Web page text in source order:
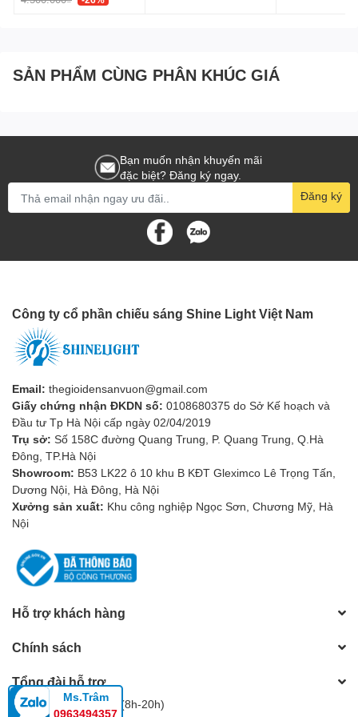
sử dụng. Điều này giúp bạn tiết kiệm thời gian và tiền bạc trong
3. Thiết kế sang trọng và
đa dạng
cách cho không gian ngoại thất của bạn. Có rất nhiều kiểu dáng
và mẫu mã để bạn lựa chọn, từ những thiết kế cổ điển đến hiện
đại, từ những chiếc đèn cột thẳng đứng đến những mẫu có hình
dáng phức tạp hơn. Bạn có thể chọn một cột đèn phù hợp với
phong cách và không gian của khu vườn, tạo điểm nhấn nghệ
thuật và tăng cường vẻ đẹp tổng thể của khuôn viên.
4. Hiệu suất ánh sáng
Một yếu tố quan trọng của cột đèn sân vườn là hiệu suất ánh
cột đèn sân vườn, vì chúng tiết kiệm năng lượng, bền bỉ và cung
cấp ánh sáng sáng và đều đặn. Bạn có thể lựa chọn đèn LED có
màu sáng ấm hoặc màu sáng trắng tùy thuộc vào không gian và
SẢN PHẨM CÙNG PHÂN KHÚC GIÁ
Bạn muốn nhận khuyến mãi
đặc biệt? Đăng ký ngay.
Đăng ký
Công ty cổ phần chiếu sáng Shine Light Việt Nam
Email: thegioidensanvuon@gmail.com
Giấy chứng nhận ĐKDN số: 0108680375 do Sở Kế hoạch và
Đầu tư Tp Hà Nội cấp ngày 02/04/2019
Trụ sở: Số 158C đường Quang Trung, P. Quang Trung, Q.Hà
Đông, TP.Hà Nội
Showroom: B53 LK22 ô 10 khu B KĐT Gleximco Lê Trọng Tấn,
Dương Nội, Hà Đông, Hà Nội
Xưởng sản xuất: Khu công nghiệp Ngọc Sơn, Chương Mỹ, Hà
Nội
Hỗ trợ khách hàng
Chính sách
Tổng đài hỗ trợ
Hotline: 0983805604 (8h-20h)
Ms.Trâm
0963494357